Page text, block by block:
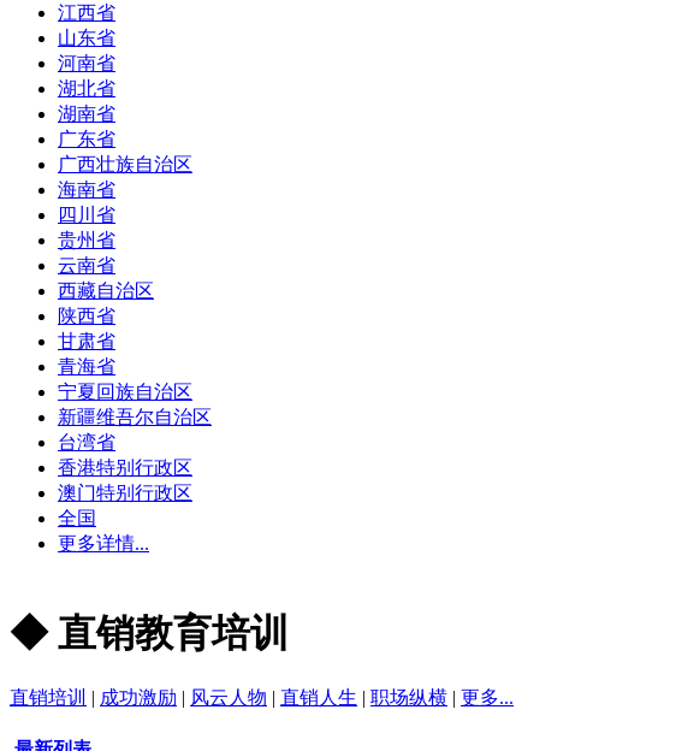
江西省
山东省
河南省
湖北省
湖南省
广东省
广西壮族自治区
海南省
四川省
贵州省
云南省
西藏自治区
陕西省
甘肃省
青海省
宁夏回族自治区
新疆维吾尔自治区
台湾省
香港特别行政区
澳门特别行政区
全国
更多详情...
◆ 直销教育培训
直销培训 | 成功激励 | 风云人物 | 直销人生 | 职场纵横 | 更多...